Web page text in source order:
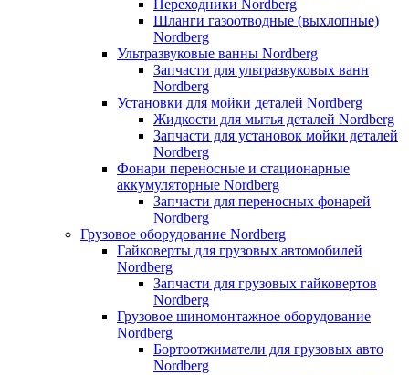
Переходники Nordberg
Шланги газоотводные (выхлопные)
Nordberg
Ультразвуковые ванны Nordberg
Запчасти для ультразвуковых ванн
Nordberg
Установки для мойки деталей Nordberg
Жидкости для мытья деталей Nordberg
Запчасти для установок мойки деталей
Nordberg
Фонари переносные и стационарные
аккумуляторные Nordberg
Запчасти для переносных фонарей
Nordberg
Грузовое оборудование Nordberg
Гайковерты для грузовых автомобилей
Nordberg
Запчасти для грузовых гайковертов
Nordberg
Грузовое шиномонтажное оборудование
Nordberg
Бортоотжиматели для грузовых авто
Nordberg